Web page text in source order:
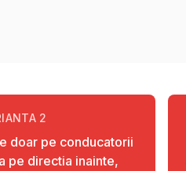
2
doar pe conducatorii
pe directia inainte,